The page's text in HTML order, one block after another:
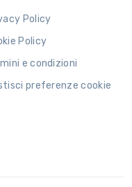
Policy
Policy
e condizioni
preferenze cookie